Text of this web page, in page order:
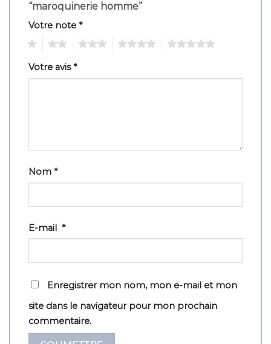
“maroquinerie homme”
Votre note *
Votre avis*
Nom *
E-mail *
Enregistrer mon nom, mon e-mail et mon
site dans le navigateur pour mon prochain
commentaire.